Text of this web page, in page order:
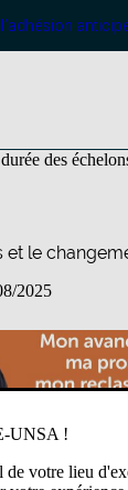
des
et le
2025
UNSA !
de votre lieu